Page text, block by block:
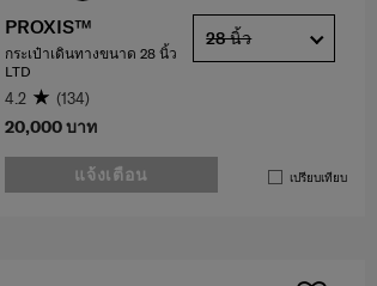
20,000 บาท
แจ้งเตือน เปรียบเทียบ
PROXIS™
กระเป๋าเดินทางขนาด 28 นิ้ว
LTD
4.2 (134)
28 นิ้ว